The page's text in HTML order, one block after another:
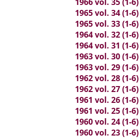
1965 vol. 34 (1-6)
1965 vol. 33 (1-6)
1964 vol. 32 (1-6)
1964 vol. 31 (1-6)
1963 vol. 30 (1-6)
1963 vol. 29 (1-6)
1962 vol. 28 (1-6)
1962 vol. 27 (1-6)
1961 vol. 26 (1-6)
1961 vol. 25 (1-6)
1960 vol. 24 (1-6)
1960 vol. 23 (1-6)